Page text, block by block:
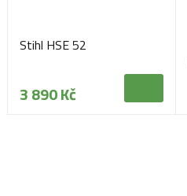
Stihl HSE 52
3 890 Kč